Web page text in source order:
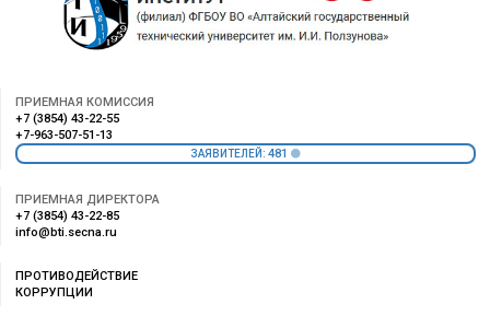
ПРИЕМНАЯ КОМИССИЯ
+7 (3854) 43-22-55
+7-963-507-51-13
ЗАЯВИТЕЛЕЙ: 481
ПРИЕМНАЯ ДИРЕКТОРА
+7 (3854) 43-22-85
info@bti.secna.ru
ПРОТИВОДЕЙСТВИЕ
КОРРУПЦИИ